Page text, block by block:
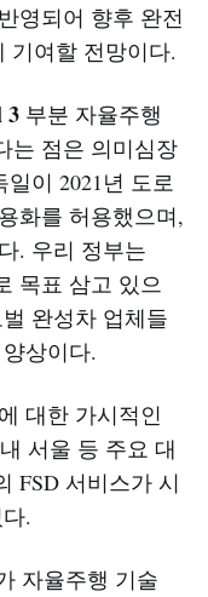
영되어 향후 완전
기여할 전망이다.
3 부분 자율주행
는 점은 의미심장
이 2021년 도로
화를 허용했으며,
. 우리 정부는
목표 삼고 있으
완성차 업체들
상이다.
대한 가시적인
서울 등 주요 대
FSD 서비스가 시
.
자율주행 기술